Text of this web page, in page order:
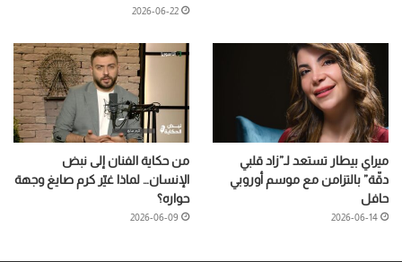
2026-06-22
ميراي بيطار تستعد لـ”زاد قلبي
دقّة” بالتزامن مع موسم أوروبي
حافل
2026-06-14
من حكاية الفنان إلى نبض
الإنسان… لماذا غيّر كرم صايغ وجهة
حواره؟
2026-06-09